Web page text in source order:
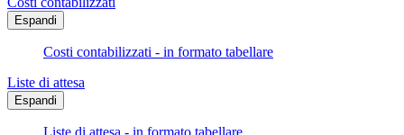
Espandi
Costi contabilizzati - in formato tabellare
Liste di attesa
Espandi
Liste di attesa - in formato tabellare